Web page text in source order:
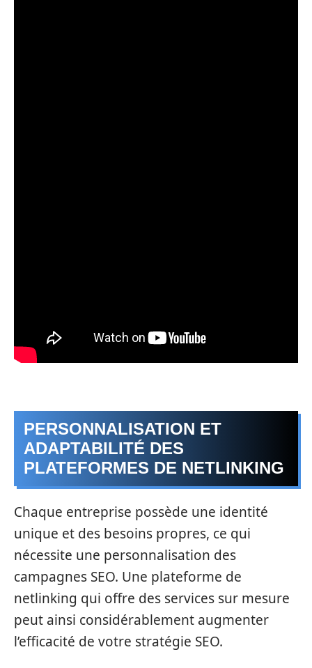
PERSONNALISATION ET
ADAPTABILITÉ DES
PLATEFORMES DE NETLINKING
Chaque entreprise possède une identité
unique et des besoins propres, ce qui
nécessite une personnalisation des
campagnes SEO. Une plateforme de
netlinking qui offre des services sur mesure
peut ainsi considérablement augmenter
l’efficacité de votre stratégie SEO.